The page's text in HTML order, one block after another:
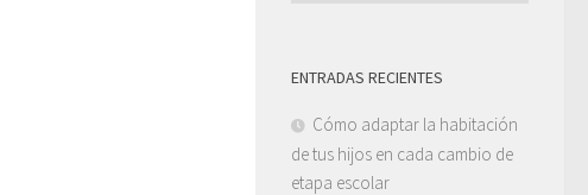
ENTRADAS RECIENTES
Cómo adaptar la habitación
de tus hijos en cada cambio de
etapa escolar